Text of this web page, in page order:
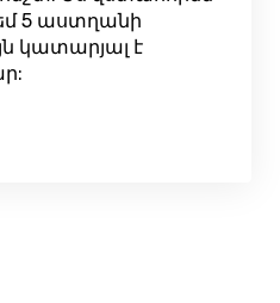
5 աստղանի
կատարյալ է